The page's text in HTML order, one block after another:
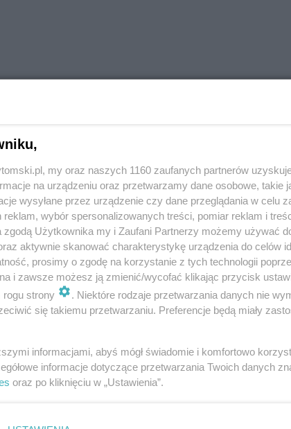
my oraz naszych 1160 zaufanych partnerów
na urządzeniu oraz przetwarzamy dane osobowe, takie
wysyłane przez urządzenie czy dane przeglądania w celu
wybór spersonalizowanych treści, pomiar reklam i
zgodą Użytkownika my i Zaufani Partnerzy możemy używać
aktywnie skanować charakterystykę urządzenia do celów
prosimy o zgodę na korzystanie z tych technologii
i zawsze możesz ją zmienić/wycofać klikając przycisk
rogu strony
. Niektóre rodzaje przetwarzania danych nie
się takiemu przetwarzaniu. Preferencje będą miały
informacjami, abyś mógł świadomie i komfortowo
informacje dotyczące przetwarzania Twoich danych
oraz po kliknięciu w „Ustawienia”.